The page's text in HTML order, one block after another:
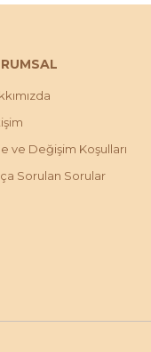
ve Değişim Koşulları
Sorulan Sorular